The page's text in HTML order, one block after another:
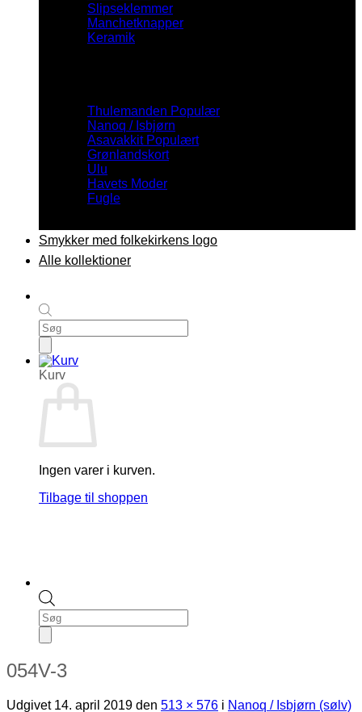
Products
search
Kurv
Ingen varer i kurven.
Tilbage til shoppen
Slipseklemmer
Manchetknapper
Keramik
Thulemanden
Nanoq / Isbjørn
Asavakkit
Grønlandskort
Ulu
Havets Moder
Fugle
Smykker med folkekirkens logo
Alle kollektioner
Products
search
054V-3
Udgivet 14. april 2019 den 513 × 576 i Nanoq / Isbjørn (sølv)